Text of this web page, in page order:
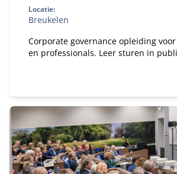
Locatie:
Breukelen
Corporate governance opleiding
en professionals. Leer sturen in